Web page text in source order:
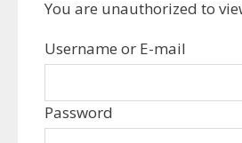
You are unauthorized to
Username or E-mail
Password